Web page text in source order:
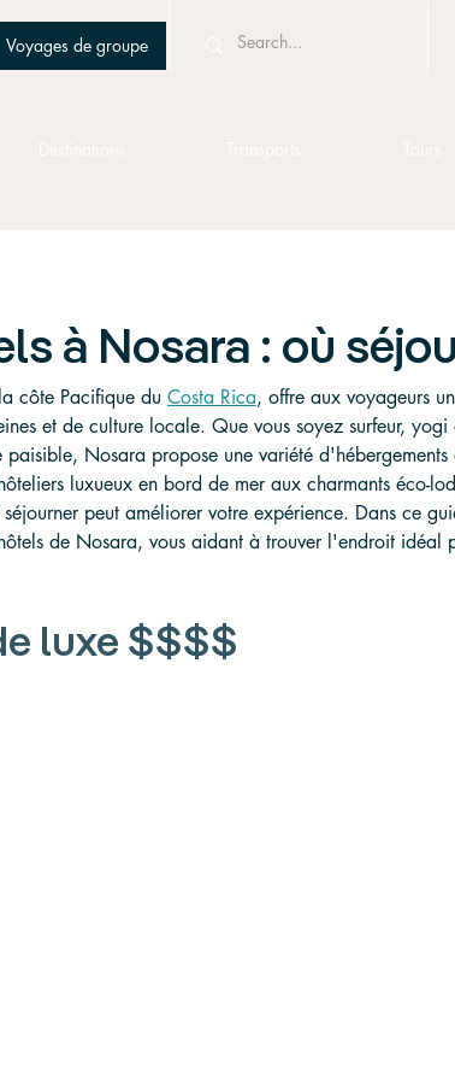
Voyages de groupe
à Nosara : où
côte Pacifique du Costa Rica, offre aux voyageurs
et de culture locale. Que vous soyez surfeur,
Nosara propose une variété d'hébergements
luxueux en bord de mer aux charmants éco-
peut améliorer votre expérience. Dans ce
de Nosara, vous aidant à trouver l'endroit idéal
luxe $$$$